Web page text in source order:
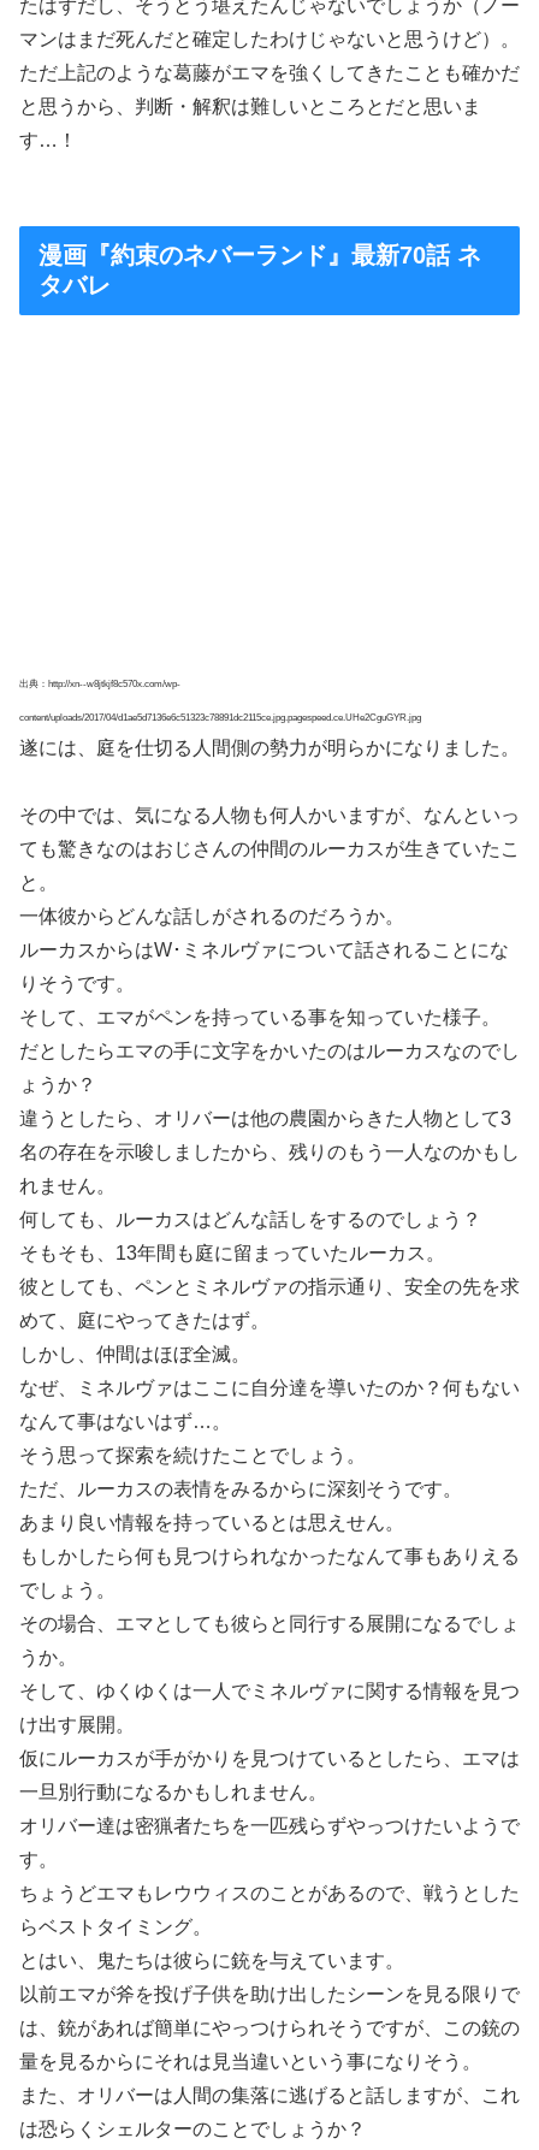
たはずだし、そうとう堪えたんじゃないでしょうか（ノー
マンはまだ死んだと確定したわけじゃないと思うけど）。
ただ上記のような葛藤がエマを強くしてきたことも確かだ
と思うから、判断・解釈は難しいところとだと思いま
す…！
漫画『約束のネバーランド』最新70話 ネ
タバレ
出典：http://xn--w8jtkjf8c570x.com/wp-
content/uploads/2017/04/d1ae5d7136e6c51323c78891dc2115ce.jpg.pagespeed.ce.UHe2CguGYR.jpg
遂には、庭を仕切る人間側の勢力が明らかになりました。
その中では、気になる人物も何人かいますが、なんといっ
ても驚きなのはおじさんの仲間のルーカスが生きていたこ
と。
一体彼からどんな話しがされるのだろうか。
ルーカスからはW･ミネルヴァについて話されることにな
りそうです。
そして、エマがペンを持っている事を知っていた様子。
だとしたらエマの手に文字をかいたのはルーカスなのでし
ょうか？
違うとしたら、オリバーは他の農園からきた人物として3
名の存在を示唆しましたから、残りのもう一人なのかもし
れません。
何しても、ルーカスはどんな話しをするのでしょう？
そもそも、13年間も庭に留まっていたルーカス。
彼としても、ペンとミネルヴァの指示通り、安全の先を求
めて、庭にやってきたはず。
しかし、仲間はほぼ全滅。
なぜ、ミネルヴァはここに自分達を導いたのか？何もない
なんて事はないはず…。
そう思って探索を続けたことでしょう。
ただ、ルーカスの表情をみるからに深刻そうです。
あまり良い情報を持っているとは思えせん。
もしかしたら何も見つけられなかったなんて事もありえる
でしょう。
その場合、エマとしても彼らと同行する展開になるでしょ
うか。
そして、ゆくゆくは一人でミネルヴァに関する情報を見つ
け出す展開。
仮にルーカスが手がかりを見つけているとしたら、エマは
一旦別行動になるかもしれません。
オリバー達は密猟者たちを一匹残らずやっつけたいようで
す。
ちょうどエマもレウウィスのことがあるので、戦うとした
らベストタイミング。
とはい、鬼たちは彼らに銃を与えています。
以前エマが斧を投げ子供を助け出したシーンを見る限りで
は、銃があれば簡単にやっつけられそうですが、この銃の
量を見るからにそれは見当違いという事になりそう。
また、オリバーは人間の集落に逃げると話しますが、これ
は恐らくシェルターのことでしょうか？